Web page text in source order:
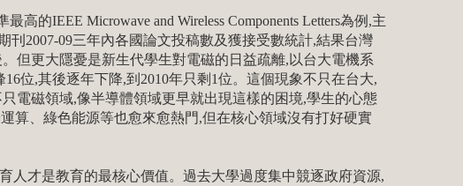
的IEEE Microwave and Wireless Components Letters為例,主
刊2007-09三年內各國論文投稿數及獲接受數統計,結果台灣
但更大隱憂是新生代學生對電磁的日益疏離,以台大電機系
位,其後逐年下降,到2010年只剩1位。這個現象不只在台大,
電磁領域,像半導體領域更早就出現這樣的困境,學生的心態
算、綠色能源等也愈來愈熱門,但在核心領域沒有打好硬實
才是教育的最核心價值。過去大學過度集中競逐政府資源,